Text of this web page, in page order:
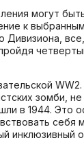
могут
к
зомби,
в 1944. Это
себя
инклюзивный